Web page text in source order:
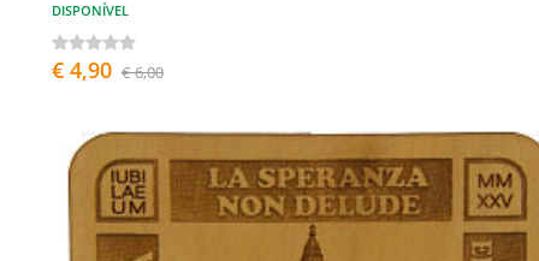
DISPONÍVEL
€ 4,90 € 6,00